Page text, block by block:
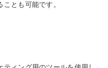
とも可能です。